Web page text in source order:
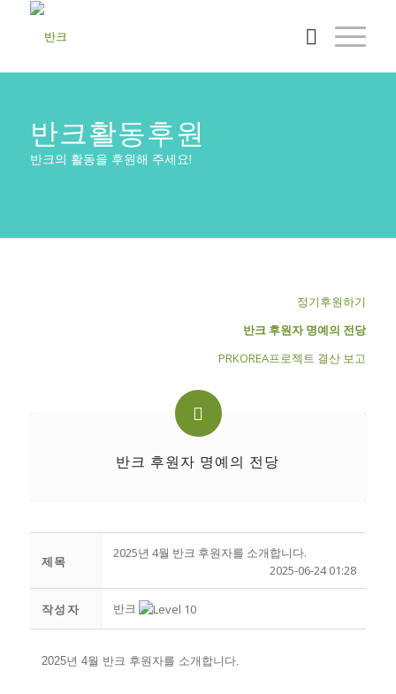
반크활동후원
반크의 활동을 후원해 주세요!
정기후원하기
반크 후원자 명예의 전당
PRKOREA프로젝트 결산 보고
반크 후원자 명예의 전당
제목
2025년 4월 반크 후원자를 소개합니다.
2025-06-24 01:28
작성자 반크
2025년 4월 반크 후원자를 소개합니다.